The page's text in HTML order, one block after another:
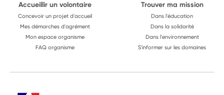
Accueillir un volontaire
Concevoir un projet d'accueil
Mes démarches d'agrément
Mon espace organisme
FAQ organisme
Trouver ma mission
Dans l'éducation
Dans la solidarité
Dans l'environnement
S'informer sur les domaines